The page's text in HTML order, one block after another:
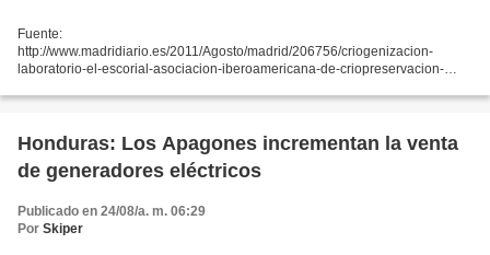
Fuente:
http://www.madridiario.es/2011/Agosto/madrid/206756/criogenizacion-
laboratorio-el-escorial-asociacion-iberoamericana-de-criopreservacion-
iniciado contactos con alcaldes de...
Honduras: Los Apagones incrementan la venta
de generadores eléctricos
Publicado en 24/08/a. m. 06:29
Por Skiper